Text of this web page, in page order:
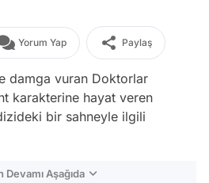
Yorum Yap Paylaş
damga vuran Doktorlar
karakterine hayat veren
bir sahneyle ilgili
Devamı Aşağıda